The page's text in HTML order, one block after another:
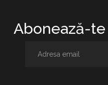
Abonează-